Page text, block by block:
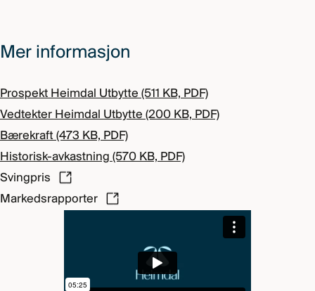
Mer informasjon
Prospekt Heimdal Utbytte (511 KB, PDF)
Vedtekter Heimdal Utbytte (200 KB, PDF)
Bærekraft (473 KB, PDF)
Historisk-avkastning (570 KB, PDF)
Svingpris
Markedsrapporter